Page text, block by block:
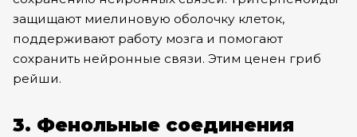
защищают миелиновую оболочку клеток,
поддерживают работу мозга и помогают
сохранить нейронные связи. Этим ценен гриб
рейши.
3. Фенольные соединения